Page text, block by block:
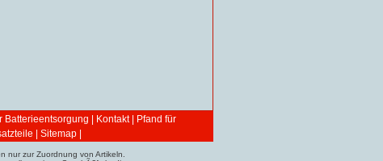
Batterieentsorgung Kontakt|
Pfand für
Sitemap|
nur zur Zuordnung von Artikeln.